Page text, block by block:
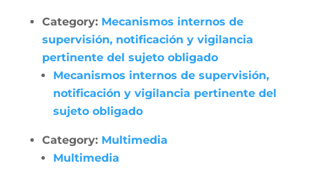
Category: Mecanismos internos de
supervisión, notificación y vigilancia
pertinente del sujeto obligado
Mecanismos internos de supervisión,
notificación y vigilancia pertinente del
sujeto obligado
Category: Multimedia
Multimedia